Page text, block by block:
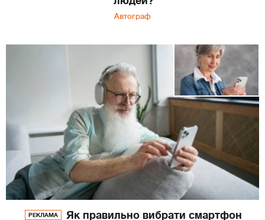
Автограф
РЕКЛАМА
Як правильно вибрати смартфон